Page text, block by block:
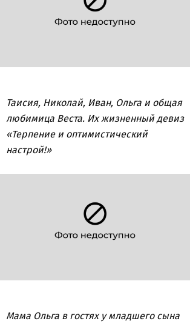
Таисия, Николай, Иван, Ольга и общая
любимица Веста. Их жизненный девиз
«Терпение и оптимистический
настрой!»
Мама Ольга в гостях у младшего сына